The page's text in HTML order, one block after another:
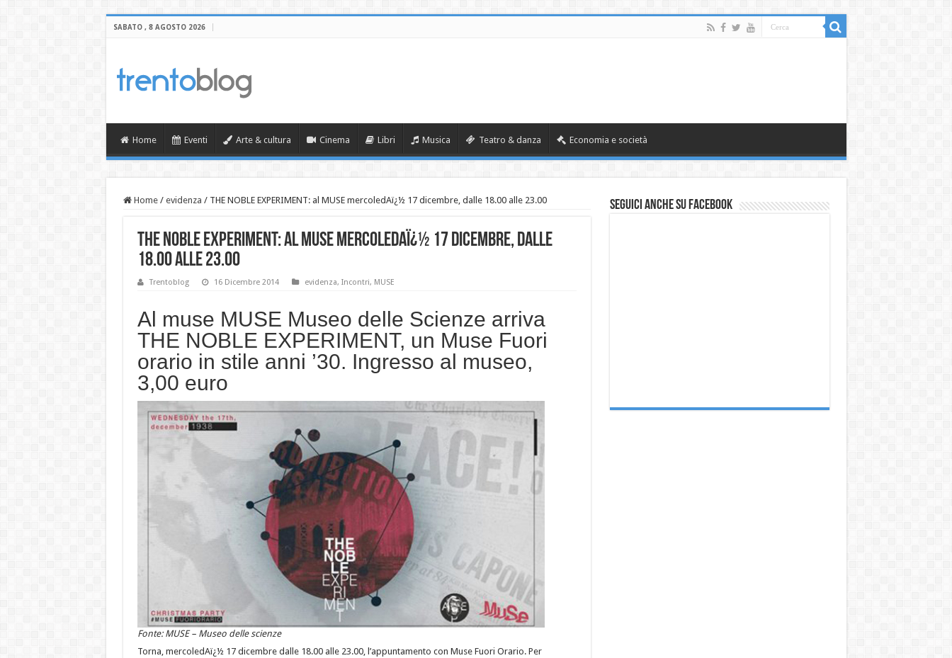
SABATO , 8 AGOSTO 2026
Home Eventi Arte & cultura Cinema Libri Musica Teatro & danza Economia e società
Home / evidenza / THE NOBLE EXPERIMENT: al MUSE mercoledAï¿½ 17 dicembre, dalle 18.00 alle 23.00
THE NOBLE EXPERIMENT: al MUSE mercoledAï¿½ 17 dicembre, dalle
18.00 alle 23.00
Trentoblog 16 Dicembre 2014 evidenza, Incontri, MUSE
Al muse MUSE Museo delle Scienze arriva
THE NOBLE EXPERIMENT, un Muse Fuori
orario in stile anni ’30. Ingresso al museo,
3,00 euro
Fonte: MUSE – Museo delle scienze
Torna, mercoledAï¿½ 17 dicembre dalle 18.00 alle 23.00, l’appuntamento con Muse Fuori Orario. Per
Seguici anche su Facebook